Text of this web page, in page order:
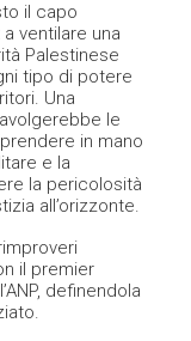
il capo
ventilare una
Palestinese
tipo di potere
Una
le
in mano
e la
la pericolosità
all’orizzonte.
il premier
definendola